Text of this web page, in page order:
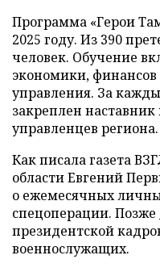
Программа «Герои
2025 году. Из 390
человек. Обучение
экономики,
управления. За
закреплен
управленцев региона.
Как писала газета
области Евгений
о ежемесячных
спецоперации. Позже
президентской
военнослужащих.